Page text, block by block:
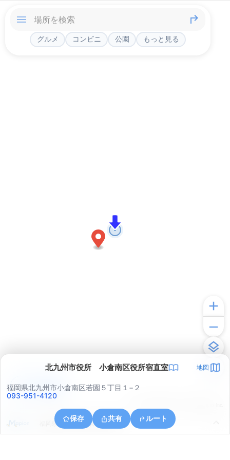
グルメ コンビニ 公園 もっと見る
北九州市役所 小倉南区役所宿直室 地図
福岡県北九州市小倉南区若園５丁目１−２
093-951-4120
保存 共有 ルート
福岡県北九州市小倉北区足原
アプリで見る